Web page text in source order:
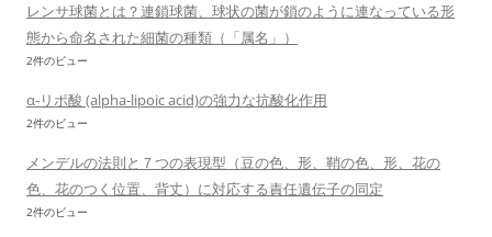
レンサ球菌とは？連鎖球菌、球状の菌が鎖のように連なっている形
態から命名された細菌の種類（「属名」）
2件のビュー
α-リポ酸 (alpha-lipoic acid)の強力な抗酸化作用
2件のビュー
メンデルの法則と７つの表現型（豆の色、形、鞘の色、形、花の
色、花のつく位置、背丈）に対応する責任遺伝子の同定
2件のビュー